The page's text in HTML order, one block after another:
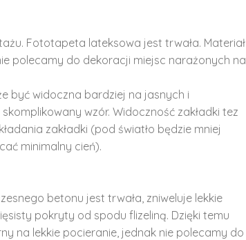
Fototapeta lateksowa jest trwała. Materiał
polecamy do dekoracji miejsc narażonych na
być widoczna bardziej na jasnych i
wzór. Widoczność zakładki tez
zakładki (pod światło będzie mniej
minimalny cień).
betonu jest trwała, zniweluje lekkie
pokryty od spodu flizeliną. Dzięki temu
na lekkie pocieranie, jednak nie polecamy do